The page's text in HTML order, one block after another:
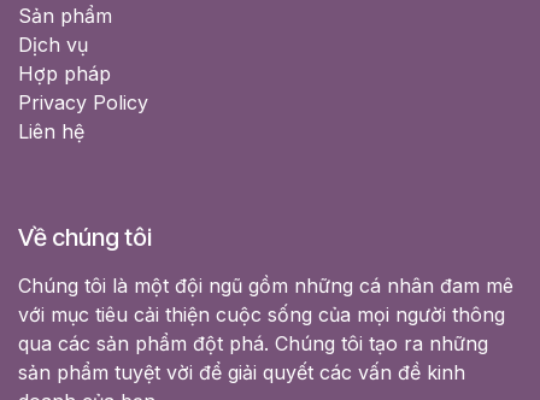
Sản phẩm
Dịch vụ
Hợp pháp
Privacy Policy
Liên hệ
Về chúng tôi
Chúng tôi là một đội ngũ gồm những cá nhân đam mê
với mục tiêu cải thiện cuộc sống của mọi người thông
qua các sản phẩm đột phá. Chúng tôi tạo ra những
sản phẩm tuyệt vời để giải quyết các vấn đề kinh